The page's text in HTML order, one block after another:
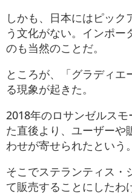
しかも、日本にはピッ
う文化がない。インポー
のも当然のことだ。
ところが、「グラディエ
る現象が起きた。
2018年のロサンゼルス
た直後より、ユーザーや
わせが寄せられたという。
そこでステランティス・
て販売することにしたわ